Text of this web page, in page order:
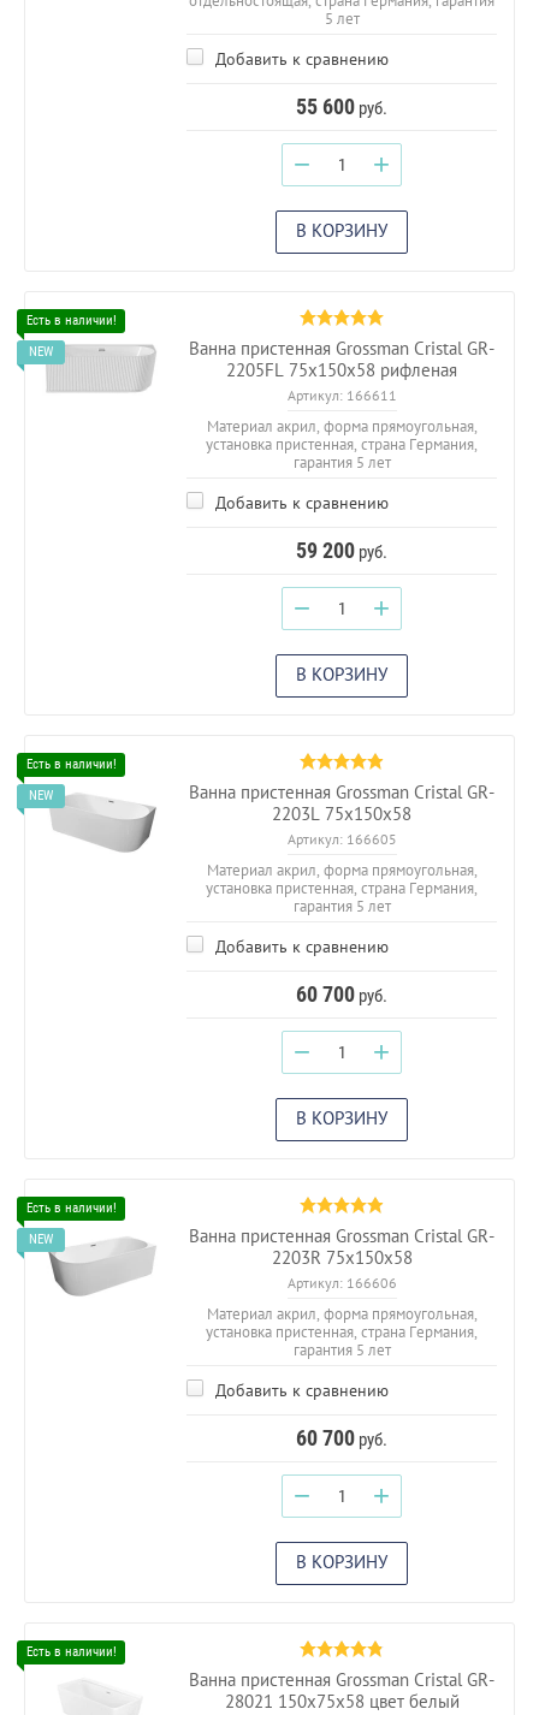
5 лет
Добавить к сравнению
55 600 руб.
− +
В КОРЗИНУ
Ванна пристенная Grossman Cristal GR-
2205FL 75х150х58 рифленая
Артикул:166611
Материал акрил, форма прямоугольная,
установка пристенная, страна Германия,
гарантия 5 лет
Добавить к сравнению
59 200 руб.
− +
В КОРЗИНУ
Ванна пристенная Grossman Cristal GR-
2203L 75х150х58
Артикул:166605
Материал акрил, форма прямоугольная,
установка пристенная, страна Германия,
гарантия 5 лет
Добавить к сравнению
60 700 руб.
− +
В КОРЗИНУ
Ванна пристенная Grossman Cristal GR-
2203R 75х150х58
Артикул:166606
Материал акрил, форма прямоугольная,
установка пристенная, страна Германия,
гарантия 5 лет
Добавить к сравнению
60 700 руб.
− +
В КОРЗИНУ
Ванна пристенная Grossman Cristal GR-
28021 150х75х58 цвет белый